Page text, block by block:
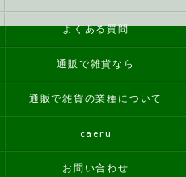
よくある質問
通販で雑貨なら
通販で雑貨の業種について
caeru
お問い合わせ